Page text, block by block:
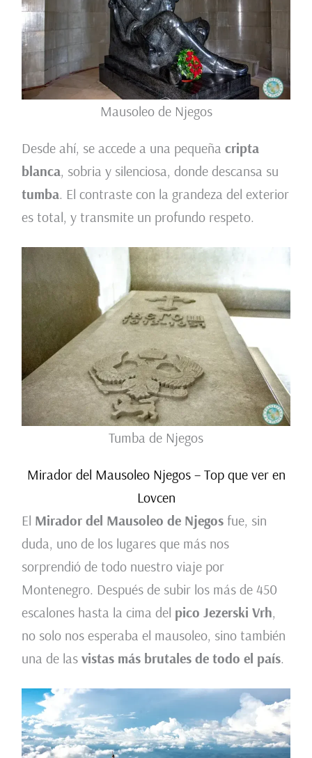
Mausoleo de Njegos
Desde ahí, se accede a una pequeña cripta
blanca, sobria y silenciosa, donde descansa su
tumba. El contraste con la grandeza del exterior
es total, y transmite un profundo respeto.
Tumba de Njegos
Mirador del Mausoleo Njegos – Top que ver en
Lovcen
El Mirador del Mausoleo de Njegosfue, sin
duda, uno de los lugares que más nos
sorprendió de todo nuestro viaje por
Montenegro. Después de subir los más de 450
escalones hasta la cima del pico Jezerski Vrh,
no solo nos esperaba el mausoleo, sino también
una de las vistas más brutales de todo el país.